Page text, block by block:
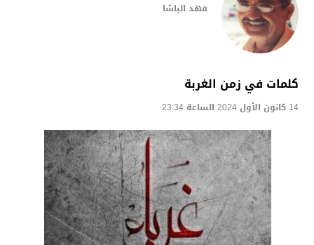
فهد الباشا
كلمات في زمن الغربة
14 كانون الأول 2024 الساعة 23:34